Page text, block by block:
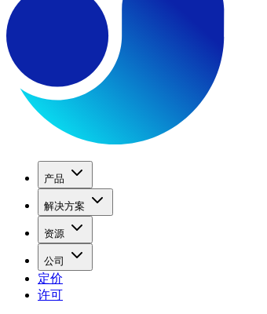
产品
解决方案
资源
公司
定价
许可